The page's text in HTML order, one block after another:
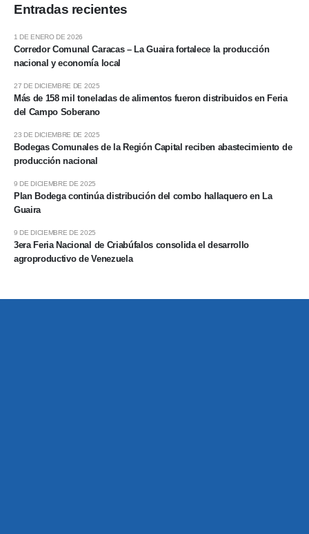
Entradas recientes
Corredor Comunal Caracas – La Guaira fortalece la producción
nacional y economía local
1 DE ENERO DE 2026
Más de 158 mil toneladas de alimentos fueron distribuidos en Feria
del Campo Soberano
27 DE DICIEMBRE DE 2025
Bodegas Comunales de la Región Capital reciben abastecimiento de
producción nacional
23 DE DICIEMBRE DE 2025
Plan Bodega continúa distribución del combo hallaquero en La
Guaira
9 DE DICIEMBRE DE 2025
3era Feria Nacional de Criabúfalos consolida el desarrollo
agroproductivo de Venezuela
9 DE DICIEMBRE DE 2025